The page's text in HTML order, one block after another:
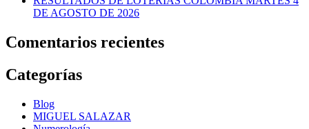
DE AGOSTO DE 2026
Comentarios recientes
Categorías
Blog
MIGUEL SALAZAR